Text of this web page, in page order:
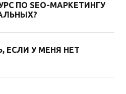
ПО SEO-МАРКЕТИНГУ
ЕСЛИ У МЕНЯ НЕТ